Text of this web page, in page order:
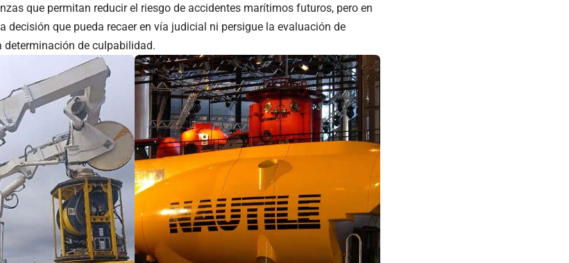
que permitan reducir el riesgo de accidentes marítimos futuros, pero en
decisión que pueda recaer en vía judicial ni persigue la evaluación de
determinación de culpabilidad.